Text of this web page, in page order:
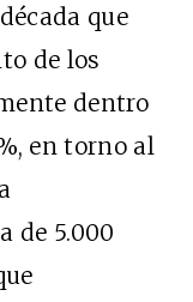
que
de los
dentro
en torno al
de 5.000